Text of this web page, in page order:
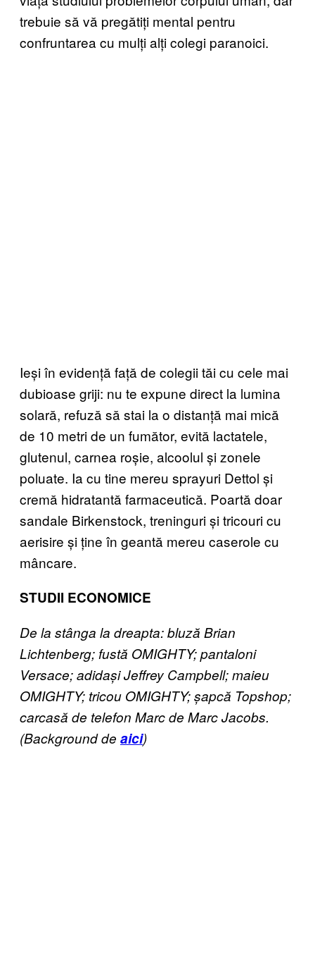
trebuie să vă pregătiți mental pentru
confruntarea cu mulți alți colegi paranoici.
Ieși în evidență față de colegii tăi cu cele mai
dubioase griji: nu te expune direct la lumina
solară, refuză să stai la o distanță mai mică
de 10 metri de un fumător, evită lactatele,
glutenul, carnea roșie, alcoolul și zonele
poluate. Ia cu tine mereu sprayuri Dettol și
cremă hidratantă farmaceutică. Poartă doar
sandale Birkenstock, treninguri și tricouri cu
aerisire și ține în geantă mereu caserole cu
mâncare.
STUDII ECONOMICE
De la stânga la dreapta: bluză Brian
Lichtenberg; fustă OMIGHTY; pantaloni
Versace; adidași Jeffrey Campbell; maieu
OMIGHTY; tricou OMIGHTY; șapcă Topshop;
carcasă de telefon Marc de Marc Jacobs.
(Background de aici)